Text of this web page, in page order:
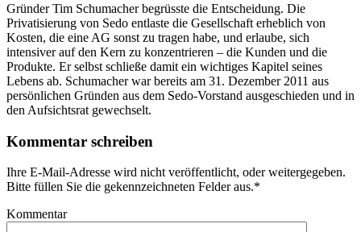
Gründer Tim Schumacher begrüsste die Entscheidung. Die
Privatisierung von Sedo entlaste die Gesellschaft erheblich von
Kosten, die eine AG sonst zu tragen habe, und erlaube, sich
intensiver auf den Kern zu konzentrieren – die Kunden und die
Produkte. Er selbst schließe damit ein wichtiges Kapitel seines
Lebens ab. Schumacher war bereits am 31. Dezember 2011 aus
persönlichen Gründen aus dem Sedo-Vorstand ausgeschieden und in
den Aufsichtsrat gewechselt.
Kommentar schreiben
Ihre E-Mail-Adresse wird nicht veröffentlicht, oder weitergegeben.
Bitte füllen Sie die gekennzeichneten Felder aus.*
Kommentar